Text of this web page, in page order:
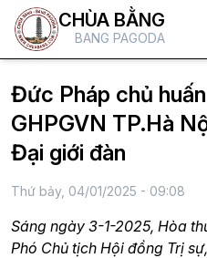
CHÙA BẰNG
BANG PAGODA
Đức Pháp chủ
GHPGVN TP.Hà
Đại giới đàn
Thứ bảy, 04/01/2025 - 09:08
Sáng ngày 3-1-2025, Hòa
Phó Chủ tịch Hội đồng Trị